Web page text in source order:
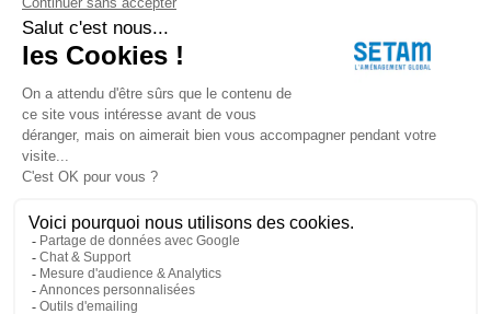
NOS SERVICES
FAQ
Blog
Aide au choix rayonnage
Service de montage
Besoin d'aide ?